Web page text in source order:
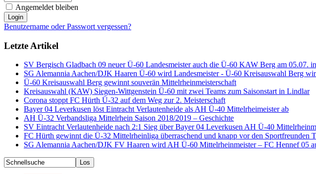
Angemeldet bleiben
Benutzername oder Passwort vergessen?
Letzte Artikel
SV Bergisch Gladbach 09 neuer Ü-60 Landesmeister auch die Ü-60 KAW Berg am 05.07.
SG Alemannia Aachen/DJK Haaren Ü-60 wird Landesmeister - Ü-60 Kreisauswahl Berg
Ü-60 Kreisauswahl Berg gewinnt souverän Mittelrheinmeisterschaft
Kreisauswahl (KAW) Siegen-Wittgenstein Ü-60 mit zwei Teams zum Saisonstart in Lindlar
Corona stoppt FC Hürth Ü-32 auf dem Weg zur 2. Meisterschaft
Bayer 04 Leverkusen löst Eintracht Verlautenheide als AH Ü-40 Mittelrheimeister ab
AH Ü-32 Verbandsliga Mittelrhein Saison 2018/2019 – Geschichte
SV Eintracht Verlautenheide nach 2:1 Sieg über Bayer 04 Leverkusen AH Ü-40
FC Hürth gewinnt die Ü-32 Mittelrheinliga überraschend und knapp vor den Sportfreunden
SG Alemannia Aachen/DJK FV Haaren wird AH Ü-60 Mittelrheinmeister – FC Hennef 05